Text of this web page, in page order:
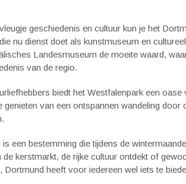
geschiedenis en cultuur kun je het
nu dienst doet als kunstmuseum en
Landesmuseum de moeite waard,
van de regio.
biedt het Westfalenpark een
genieten van een ontspannen wandeling door
is een bestemming die tijdens de
de kerstmarkt, de rijke cultuur ontdekt of
Dortmund heeft voor iedereen wel iets te